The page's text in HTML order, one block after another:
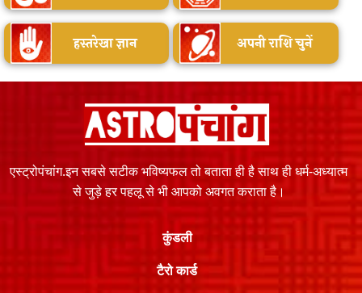
हस्तरेखा ज्ञान अपनी राशि चुनें
एस्ट्रोपंचांग.इन सबसे सटीक भविष्यफल तो बताता ही है साथ ही धर्म-अध्यात्म
से जुड़े हर पहलू से भी आपको अवगत कराता है।
कुंडली
टैरो कार्ड